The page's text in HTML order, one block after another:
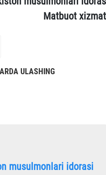
Matbuot
ULАSHING
musulmonlari idorasi